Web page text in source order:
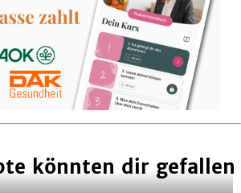
könnten dir gefallen